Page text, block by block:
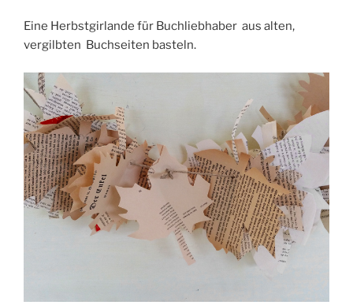
Eine Herbstgirlande für Buchliebhaber aus alten,
vergilbten Buchseiten basteln.